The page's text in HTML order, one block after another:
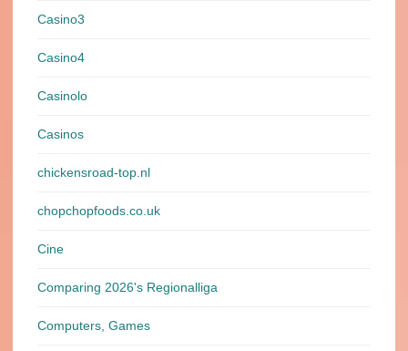
Casino3
Casino4
Casinolo
Casinos
chickensroad-top.nl
chopchopfoods.co.uk
Cine
Comparing 2026's Regionalliga
Computers, Games